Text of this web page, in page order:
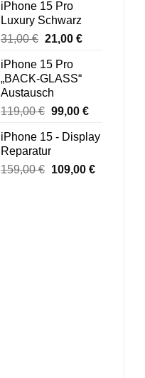
15,99 €
iPhone 15 Pro
Luxury Schwarz
31,00€ Ursprünglicher
war:
31,00 €
21,00 €Aktueller
iPhone 15 Pro
„BACK-GLASS“
Austausch
119,00€ Ursprünglicher
war:
99,00 €Aktueller
ist:
iPhone 15 - Display
Reparatur
159,00€ Ursprünglicher
109,00 €Aktueller